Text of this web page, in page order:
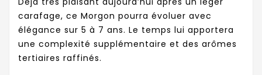
carafage, ce Morgon pourra évoluer avec
élégance sur 5 à 7 ans. Le temps lui apportera
une complexité supplémentaire et des arômes
tertiaires raffinés.